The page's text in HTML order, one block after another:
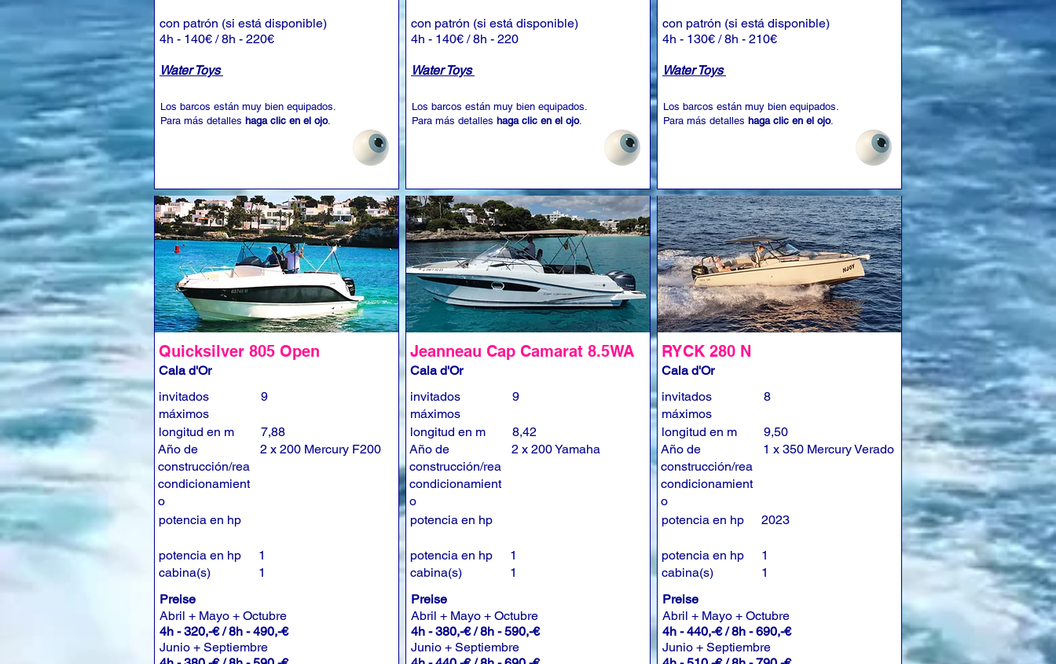
con patrón (si está disponible)
4h - 140€ / 8h - 220€
Water Toys
Los barcos están muy bien equipados.
Para más detalles haga clic en el ojo.
Quicksilver 805 Open
Cala d'Or
invitados
máximos
9
longitud en m
Año de
construcción/rea
condicionamient
o
potencia en hp
7,88
2 x 200 Mercury F200
potencia en hp
cabina(s)
1
1
Preise
Abril + Mayo + Octubre
4h - 320,-€ / 8h - 490,-€
Junio + Septiembre
con patrón (si está disponible)
4h - 140€ / 8h - 220
Water Toys
Los barcos están muy bien equipados.
Para más detalles haga clic en el ojo.
Jeanneau Cap Camarat 8.5WA
Cala d'Or
invitados
máximos
9
longitud en m
Año de
construcción/rea
condicionamient
o
potencia en hp
8,42
2 x 200 Yamaha
potencia en hp
cabina(s)
1
1
Preise
Abril + Mayo + Octubre
4h - 380,-€ / 8h - 590,-€
Junio + Septiembre
con patrón (si está disponible)
4h - 130€ / 8h - 210€
Water Toys
Los barcos están muy bien equipados.
Para más detalles haga clic en el ojo.
RYCK 280 N
Cala d'Or
invitados
máximos
8
longitud en m
Año de
construcción/rea
condicionamient
o
potencia en hp
9,50
1 x 350 Mercury Verado
2023
potencia en hp
cabina(s)
1
1
Preise
Abril + Mayo + Octubre
4h - 440,-€ / 8h - 690,-€
Junio + Septiembre